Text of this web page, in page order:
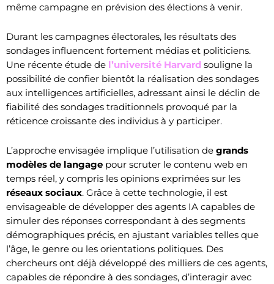
même campagne en prévision des élections à venir.
Durant les campagnes électorales, les résultats des
sondages influencent fortement médias et politiciens.
Une récente étude de l’université Harvard souligne la
possibilité de confier bientôt la réalisation des sondages
aux intelligences artificielles, adressant ainsi le déclin de
fiabilité des sondages traditionnels provoqué par la
réticence croissante des individus à y participer.
L’approche envisagée implique l’utilisation de grands
modèles de langage pour scruter le contenu web en
temps réel, y compris les opinions exprimées sur les
réseaux sociaux. Grâce à cette technologie, il est
envisageable de développer des agents IA capables de
simuler des réponses correspondant à des segments
démographiques précis, en ajustant variables telles que
l’âge, le genre ou les orientations politiques. Des
chercheurs ont déjà développé des milliers de ces agents,
capables de répondre à des sondages, d’interagir avec